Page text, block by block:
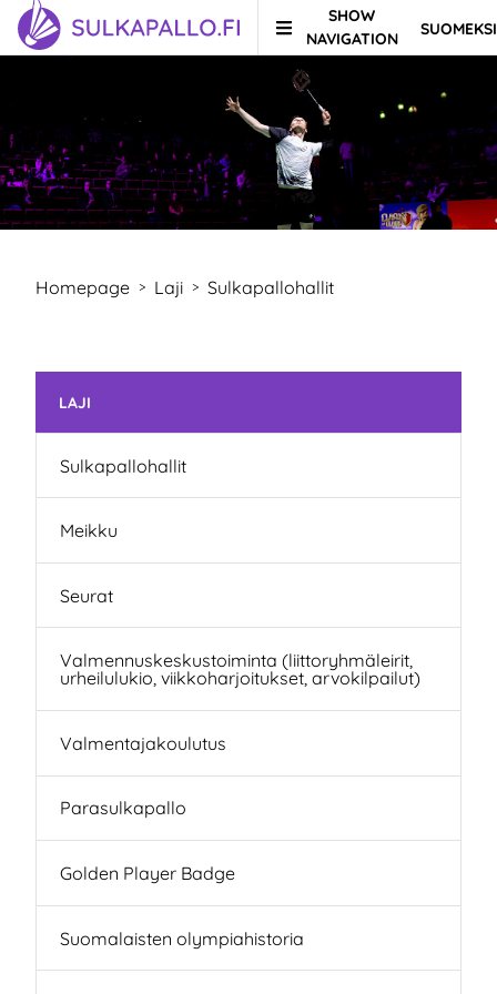
Skip to content
TO HOMEPAGE
SHOW
NAVIGATION
SUOMEKSI
Homepage > Laji > Sulkapallohallit
Skip subnavigation
LAJI
Sulkapallohallit
Meikku
Seurat
Valmennuskeskustoiminta (liittoryhmäleirit,
urheilulukio, viikkoharjoitukset, arvokilpailut)
Valmentajakoulutus
Parasulkapallo
Golden Player Badge
Suomalaisten olympiahistoria